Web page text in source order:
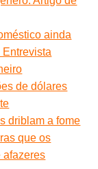
ainda
de dólares
driblam a fome
que os
afazeres